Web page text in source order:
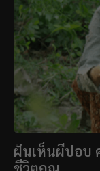
ฝันเห็นผีปอบ